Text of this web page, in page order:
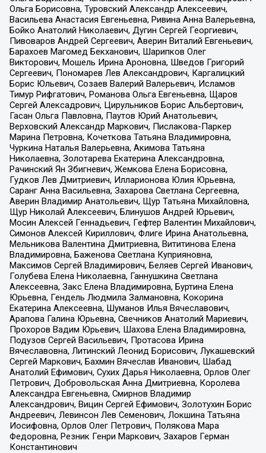
Ольга Борисовна, Туровский Александр Алексеевич,
Васильева Анастасия Евгеньевна, Ривина Анна Валерьевна,
Бойко Анатолий Николаевич, Дугин Сергей Георгиевич,
Пивоваров Андрей Сергеевич, Аверин Виталий Евгеньевич,
Барахоев Магомед Бекханович, Шарипков Олег
Викторович, Мошель Ирина Ароновна, Шведов Григорий
Сергеевич, Пономарев Лев Александрович, Каргалицкий
Борис Юльевич, Созаев Валерий Валерьевич, Исламов
Тимур Рифгатович, Романова Ольга Евгеньевна, Щаров
Сергей Алексадрович, Цирульников Борис Альбертович,
Гасан Ольга Павловна, Паутов Юрий Анатольевич,
Верховский Александр Маркович, Пислакова-Паркер
Марина Петровна, Кочеткова Татьяна Владимировна,
Чуркина Наталья Валерьевна, Акимова Татьяна
Николаевна, Золотарева Екатерина Александровна,
Рачинский Ян Збигневич, Жемкова Елена Борисовна,
Гудков Лев Дмитриевич, Илларионова Юлия Юрьевна,
Саранг Анна Васильевна, Захарова Светлана Сергеевна,
Аверин Владимир Анатольевич, Щур Татьяна Михайловна,
Щур Николай Алексеевич, Блинушов Андрей Юрьевич,
Мосин Алексей Геннадьевич, Гефтер Валентин Михайлович,
Симонов Алексей Кириллович, Флиге Ирина Анатольевна,
Мельникова Валентина Дмитриевна, Вититинова Елена
Владимировна, Баженова Светлана Куприяновна,
Максимов Сергей Владимирович, Беляев Сергей Иванович,
Голубева Елена Николаевна, Ганнушкина Светлана
Алексеевна, Закс Елена Владимировна, Буртина Елена
Юрьевна, Гендель Людмила Залмановна, Кокорина
Екатерина Алексеевна, Шуманов Илья Вячеславович,
Арапова Галина Юрьевна, Свечников Анатолий Мариевич,
Прохоров Вадим Юрьевич, Шахова Елена Владимировна,
Подузов Сергей Васильевич, Протасова Ирина
Вячеславовна, Литинский Леонид Борисович, Лукашевский
Сергей Маркович, Бахмин Вячеслав Иванович, Шабад
Анатолий Ефимович, Сухих Дарья Николаевна, Орлов Олег
Петрович, Добровольская Анна Дмитриевна, Королева
Александра Евгеньевна, Смирнов Владимир
Александрович, Вицин Сергей Ефимович, Золотухин Борис
Андреевич, Левинсон Лев Семенович, Локшина Татьяна
Иосифовна, Орлов Олег Петрович, Полякова Мара
Федоровна, Резник Генри Маркович, Захаров Герман
Константинович